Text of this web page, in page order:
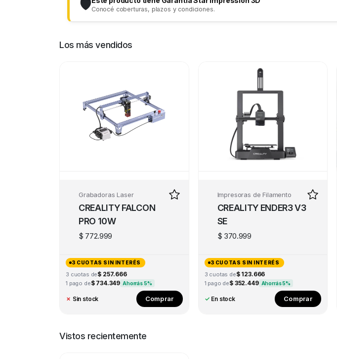
🛡️Conocé coberturas, plazos y condiciones.
Los más vendidos
Grabadoras Laser
CREALITY FALCON
PRO 10W
$ 772.999
3 CUOTAS SIN INTERÉS
3 cuotas de$ 257.666
1 pago de$ 734.349 Ahorrás 5%
✗ Sin stock Comprar
Impresoras de Filamento
CREALITY ENDER3 V3
SE
$ 370.999
3 CUOTAS SIN INTERÉS
3 cuotas de$ 123.666
1 pago de$ 352.449 Ahorrás 5%
✓ En stock Comprar
Vistos recientemente